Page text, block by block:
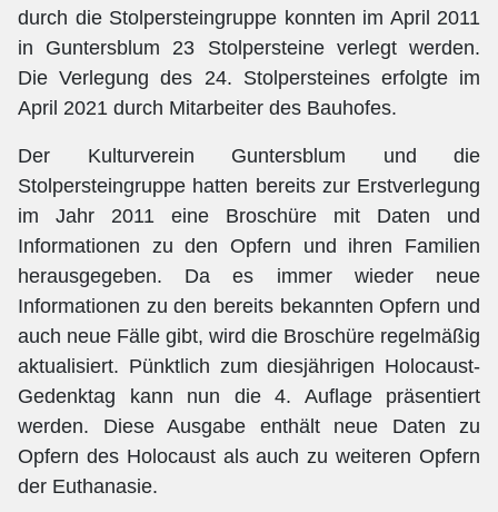
durch die Stolpersteingruppe konnten im April 2011
in Guntersblum 23 Stolpersteine verlegt werden.
Die Verlegung des 24. Stolpersteines erfolgte im
April 2021 durch Mitarbeiter des Bauhofes.
Der Kulturverein Guntersblum und die
Stolpersteingruppe hatten bereits zur Erstverlegung
im Jahr 2011 eine Broschüre mit Daten und
Informationen zu den Opfern und ihren Familien
herausgegeben. Da es immer wieder neue
Informationen zu den bereits bekannten Opfern und
auch neue Fälle gibt, wird die Broschüre regelmäßig
aktualisiert. Pünktlich zum diesjährigen Holocaust-
Gedenktag kann nun die 4. Auflage präsentiert
werden. Diese Ausgabe enthält neue Daten zu
Opfern des Holocaust als auch zu weiteren Opfern
der Euthanasie.